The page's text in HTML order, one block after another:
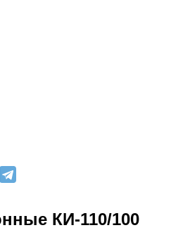
КИ-110/100